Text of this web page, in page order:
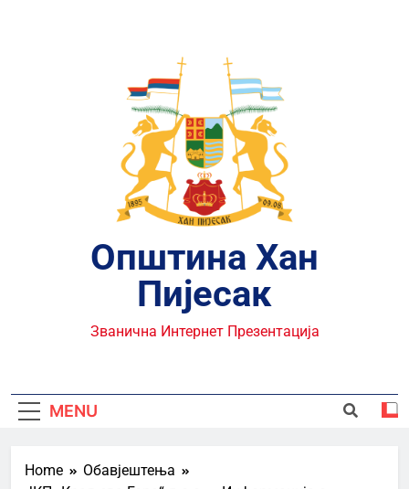
Општина Хан
Пијесак
Званична Интернет Презентација
MENU
Home
Обавјештења